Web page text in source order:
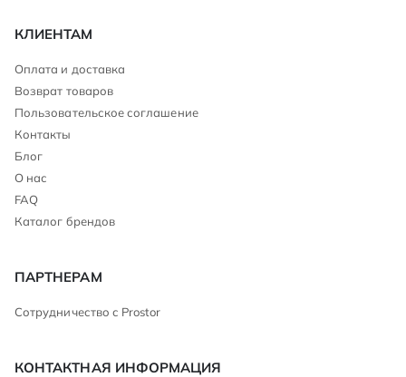
КЛИЕНТАМ
Оплата и доставка
Возврат товаров
Пользовательское соглашение
Контакты
Блог
О нас
FAQ
Каталог брендов
ПАРТНЕРАМ
Сотрудничество с Prostor
КОНТАКТНАЯ ИНФОРМАЦИЯ